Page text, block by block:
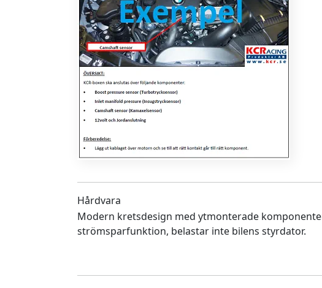
Hårdvara
Modern kretsdesign med ytmonterade
strömsparfunktion, belastar inte bilens styrdator.